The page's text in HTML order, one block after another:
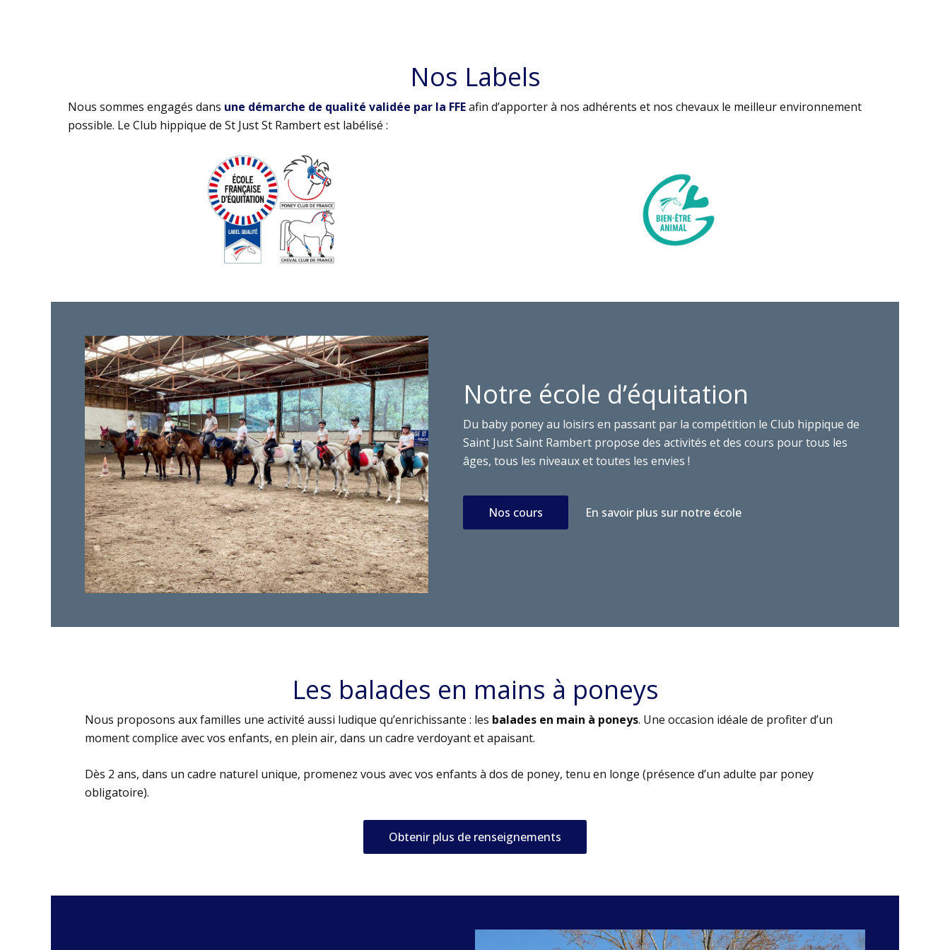
Nos Labels
Nous sommes engagés dans une démarche de qualité validée par la FFEafin d’apporter à nos adhérents et nos chevaux le meilleur environnement
possible. Le Club hippique de St Just St Rambert est labélisé :
Notre école d’équitation
Du baby poney au loisirs en passant par la compétition le Club hippique de
Saint Just Saint Rambert propose des activités et des cours pour tous les
âges, tous les niveaux et toutes les envies !
Nos cours En savoir plus sur notre école
Les balades en mains à poneys
Nous proposons aux familles une activité aussi ludique qu’enrichissante : les balades en main à poneys. Une occasion idéale de profiter d’un
moment complice avec vos enfants, en plein air, dans un cadre verdoyant et apaisant.
Dès 2 ans, dans un cadre naturel unique, promenez vous avec vos enfants à dos de poney, tenu en longe (présence d’un adulte par poney
obligatoire).
Obtenir plus de renseignements